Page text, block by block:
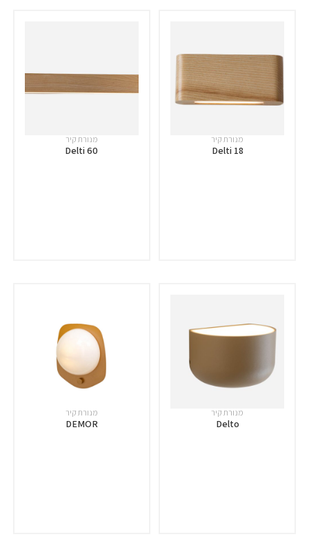
מנורת קיר
Delti 18
מנורת קיר
Delti 60
מנורת קיר
Delto
מנורת קיר
DEMOR